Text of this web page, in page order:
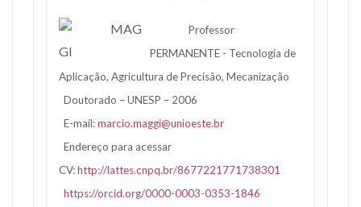
Professor
PERMANENTE - Tecnologia de
Aplicação, Agricultura de Precisão, Mecanização
Doutorado – UNESP – 2006
E-mail:marcio.maggi@unioeste.br
Endereço para acessar
CV:http://lattes.cnpq.br/8677221771738301
https://orcid.org/0000-0003-0353-1846